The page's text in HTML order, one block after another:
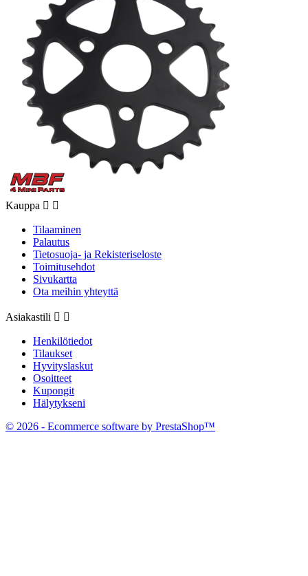
Kauppa  
Tilaaminen
Palautus
Tietosuoja- ja Rekisteriseloste
Toimitusehdot
Sivukartta
Ota meihin yhteyttä
Asiakastili  
Henkilötiedot
Tilaukset
Hyvityslaskut
Osoitteet
Kupongit
Hälytykseni
© 2026 - Ecommerce software by PrestaShop™